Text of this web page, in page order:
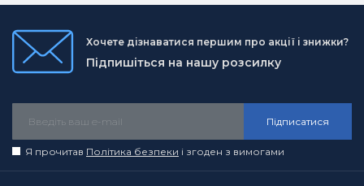
Хочете дізнаватися першим про акції і знижки?
Підпишіться на нашу розсилку
Підписатися
Я прочитав Політика безпеки і згоден з вимогами